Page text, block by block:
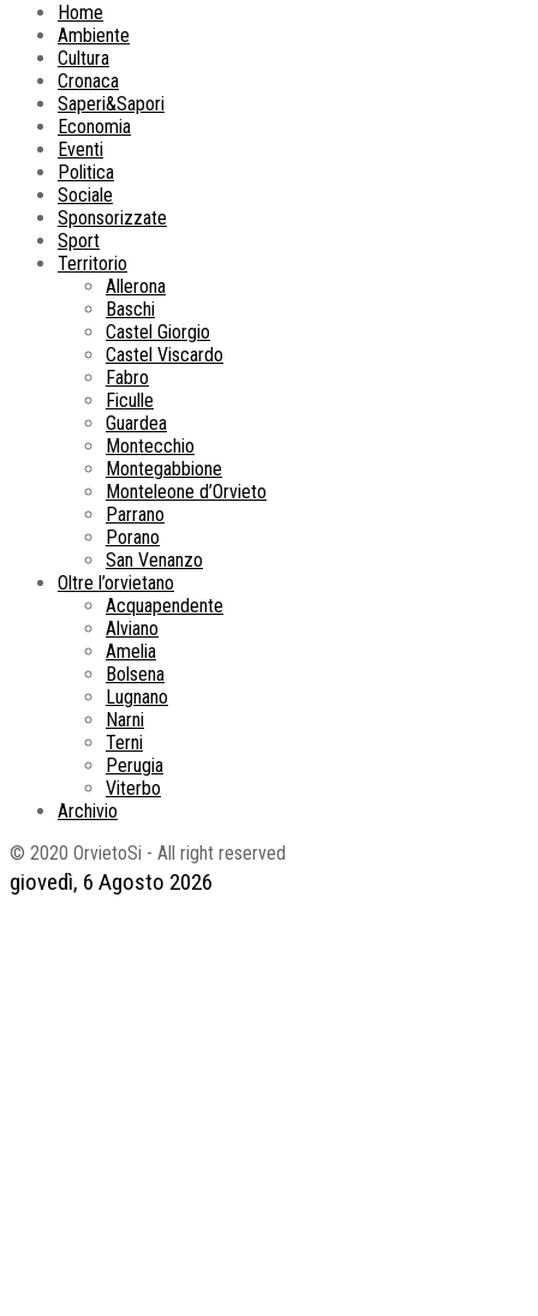
giovedì, 6 Agosto 2026
Home
Ambiente
Cultura
Cronaca
Saperi&Sapori
Economia
Eventi
Politica
Sociale
Sponsorizzate
Sport
Territorio
Allerona
Baschi
Castel Giorgio
Castel Viscardo
Fabro
Ficulle
Guardea
Montecchio
Montegabbione
Monteleone d’Orvieto
Parrano
Porano
San Venanzo
Oltre l’orvietano
Acquapendente
Alviano
Amelia
Bolsena
Lugnano
Narni
Terni
Perugia
Viterbo
Archivio
© 2020 OrvietoSi - All right reserved